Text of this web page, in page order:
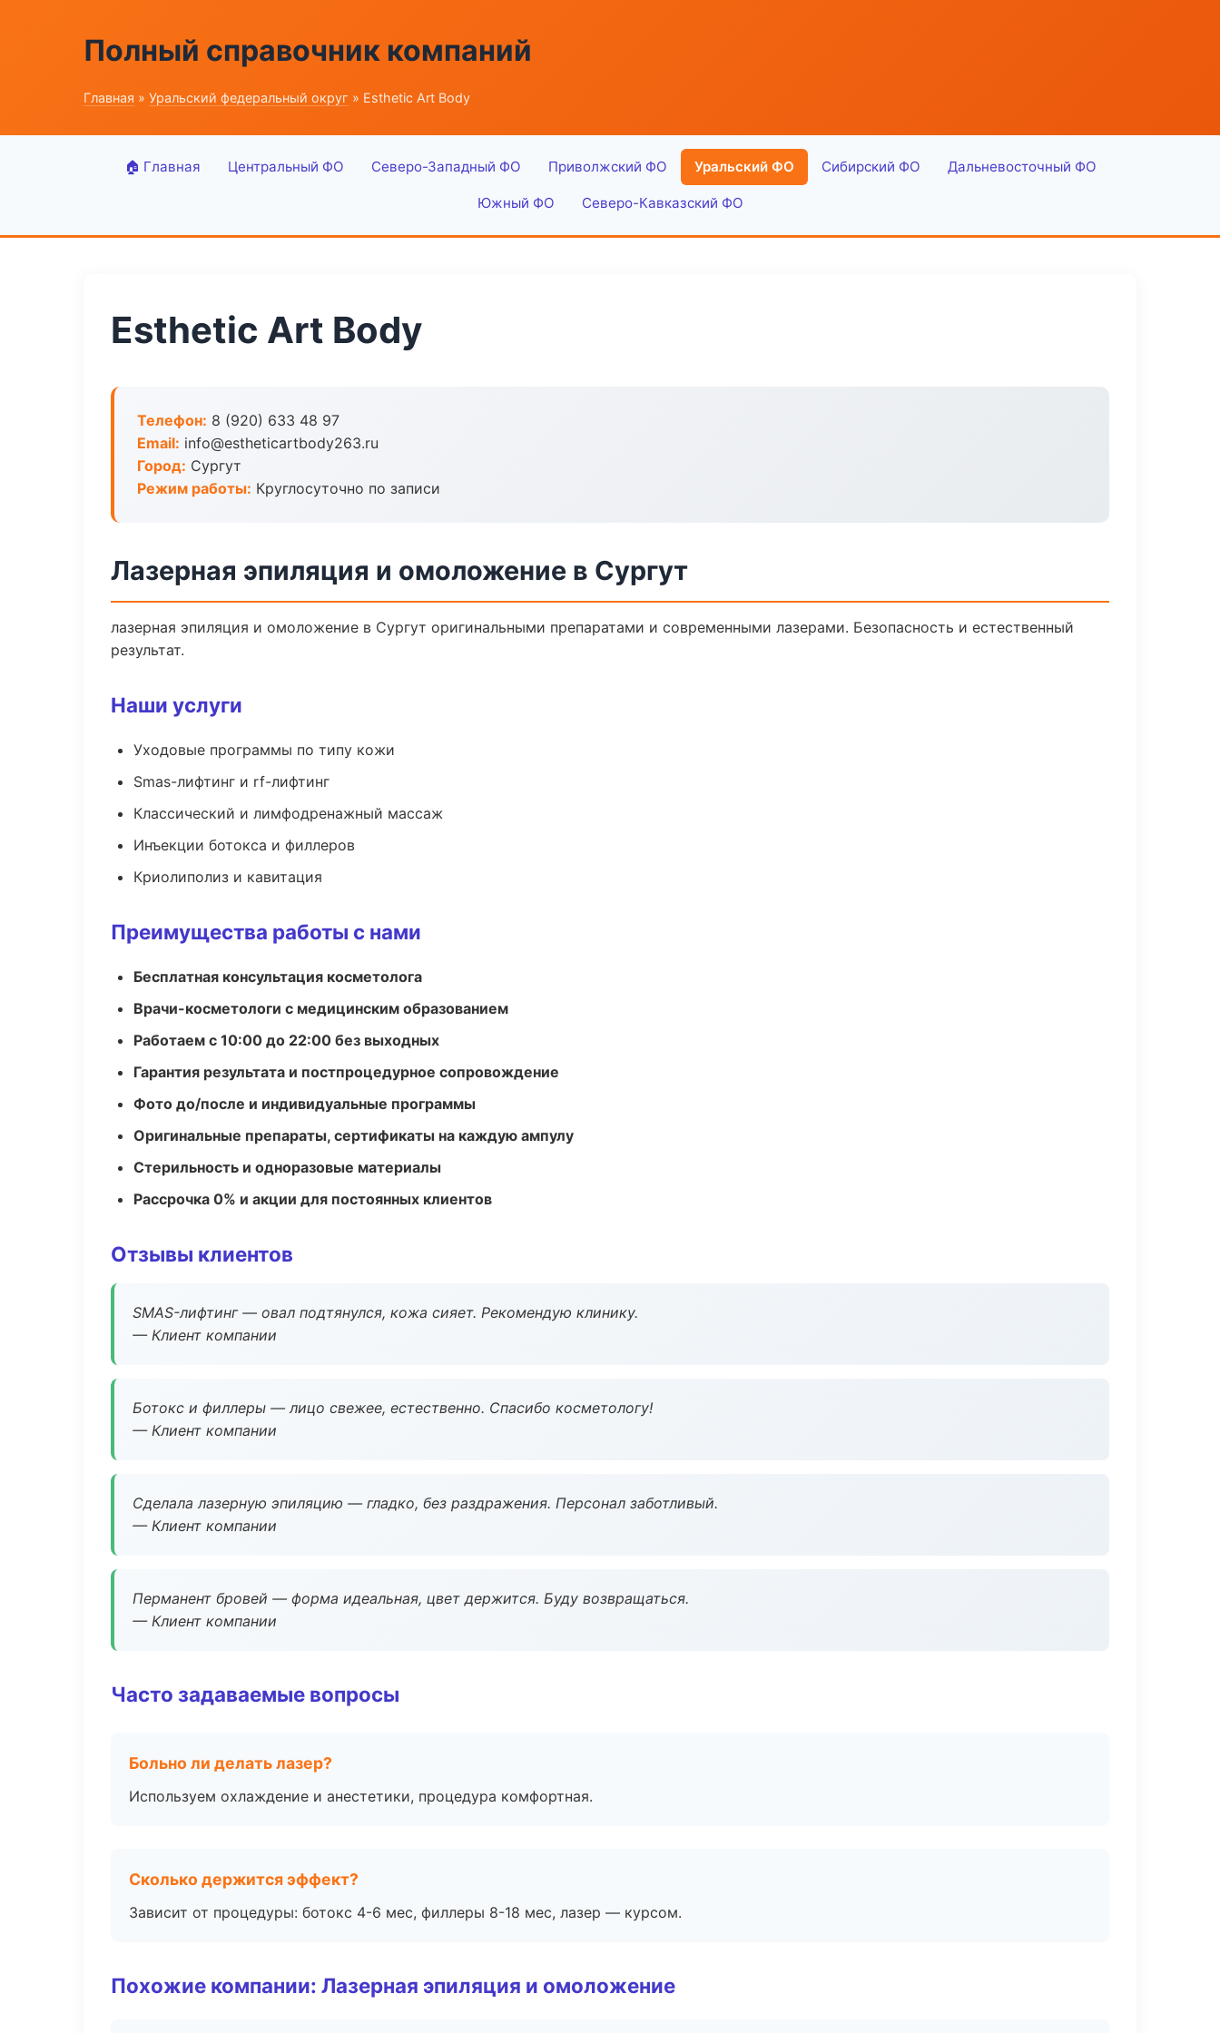
Полный справочник компаний
Главная » Уральский федеральный округ » Esthetic Art Body
🏠 Главная Центральный ФО Северо-Западный ФО Приволжский ФО Уральский ФО Сибирский ФО Дальневосточный ФО
Южный ФО Северо-Кавказский ФО
Esthetic Art Body
Телефон: 8 (920) 633 48 97
Email: info@estheticartbody263.ru
Город: Сургут
Режим работы: Круглосуточно по записи
Лазерная эпиляция и омоложение в Сургут
лазерная эпиляция и омоложение в Сургут оригинальными препаратами и современными лазерами. Безопасность и естественный
результат.
Наши услуги
Уходовые программы по типу кожи
Smas-лифтинг и rf-лифтинг
Классический и лимфодренажный массаж
Инъекции ботокса и филлеров
Криолиполиз и кавитация
Преимущества работы с нами
Бесплатная консультация косметолога
Врачи-косметологи с медицинским образованием
Работаем с 10:00 до 22:00 без выходных
Гарантия результата и постпроцедурное сопровождение
Фото до/после и индивидуальные программы
Оригинальные препараты, сертификаты на каждую ампулу
Стерильность и одноразовые материалы
Рассрочка 0% и акции для постоянных клиентов
Отзывы клиентов
SMAS-лифтинг — овал подтянулся, кожа сияет. Рекомендую клинику.
— Клиент компании
Ботокс и филлеры — лицо свежее, естественно. Спасибо косметологу!
— Клиент компании
Сделала лазерную эпиляцию — гладко, без раздражения. Персонал заботливый.
— Клиент компании
Перманент бровей — форма идеальная, цвет держится. Буду возвращаться.
— Клиент компании
Часто задаваемые вопросы
Больно ли делать лазер?
Используем охлаждение и анестетики, процедура комфортная.
Сколько держится эффект?
Зависит от процедуры: ботокс 4-6 мес, филлеры 8-18 мес, лазер — курсом.
Похожие компании: Лазерная эпиляция и омоложение